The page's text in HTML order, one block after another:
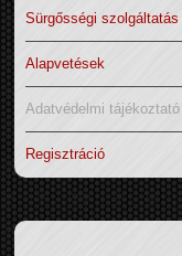
Sürgősségi szolgáltatás
Alapvetések
Adatvédelmi tájékoztató
Regisztráció